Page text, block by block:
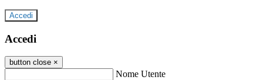
Accedi
Accedi
button close ×
Nome Utente